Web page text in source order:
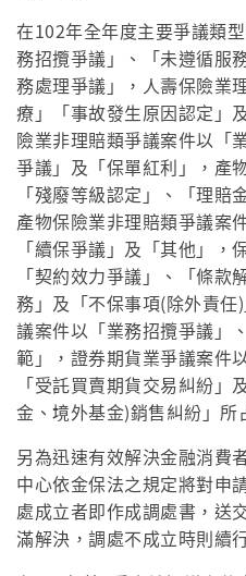
在102年全年度主要爭議類
務招攬爭議」、「未遵循服
務處理爭議」，人壽保險業
療」「事故發生原因認定」
險業非理賠類爭議案件以「
爭議」及「保單紅利」，產
「殘廢等級認定」、「理賠
產物保險業非理賠類爭議案
「續保爭議」及「其他」
「契約效力爭議」、「條
務」及「不保事項(除外責
議案件以「業務招攬爭議」
範」，證券期貨業爭議案件
「受託買賣期貨交易糾紛
金、境外基金)銷售糾紛」所
另為迅速有效解決金融消費
中心依金保法之規定將對申
處成立者即作成調處書，送
滿解決，調處不成立時則續